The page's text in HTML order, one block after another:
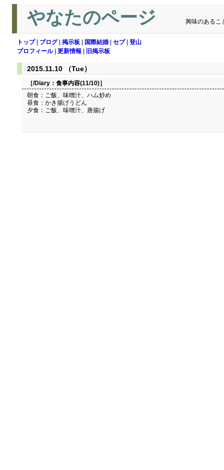
やなたのページ 興味のあるこ
トップ| ブログ| 掲示板 国際結婚 セブ| 登山
プロフィール| 更新情報 旧掲示板
2015.11.10 （Tue）
［/Diary： 食事内容(11/10)］
朝食：ご飯、味噌汁、ハム炒め
昼食：かき揚げうどん
夕食：ご飯、味噌汁、唐揚げ